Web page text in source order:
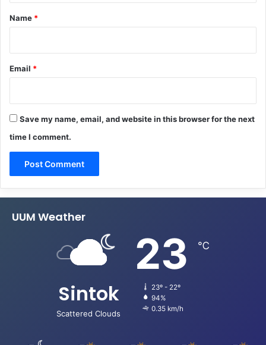
*
Name *
Email *
Save my name, email, and website in this browser for the next
time I comment.
UUM Weather
Sintok
Scattered Clouds
23 ℃
23º - 22º
94%
0.35 km/h